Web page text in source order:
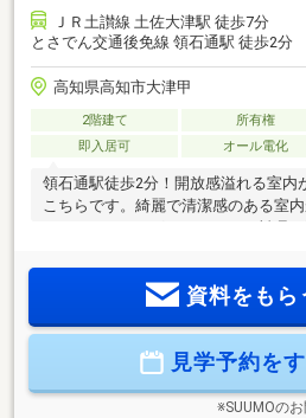
ＪＲ土讃線 土佐大津駅 徒歩7分
とさでん交通後免線 領石通駅 徒歩2分
高知県高知市大津甲
2階建て 所有権
即入居可
オール電化
領石通駅徒歩2分！開放感溢れる室内
こちらです。綺麗で清潔感のある室
てます。広々としたリビングダイニ
で、日々の生活に余裕が生まれます。
資料をも
見学予約を
※SUUMOの